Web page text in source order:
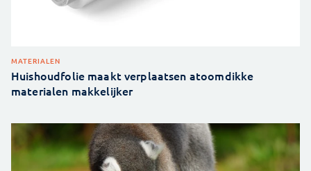
MATERIALEN
Huishoudfolie maakt verplaatsen atoomdikke
materialen makkelijker